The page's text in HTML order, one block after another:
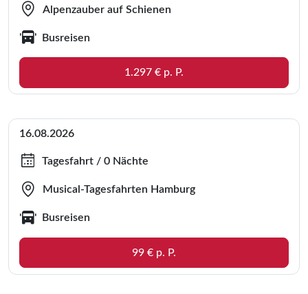
Alpenzauber auf Schienen
Busreisen
1.297 € p. P.
16.08.2026
Tagesfahrt / 0 Nächte
Musical-Tagesfahrten Hamburg
Busreisen
99 € p. P.